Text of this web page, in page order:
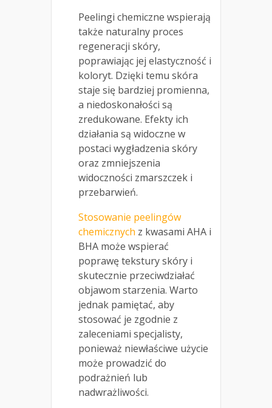
Peelingi chemiczne wspierają
także naturalny proces
regeneracji skóry,
poprawiając jej elastyczność i
koloryt. Dzięki temu skóra
staje się bardziej promienna,
a niedoskonałości są
zredukowane. Efekty ich
działania są widoczne w
postaci wygładzenia skóry
oraz zmniejszenia
widoczności zmarszczek i
przebarwień.
Stosowanie peelingów
chemicznych z kwasami AHA i
BHA może wspierać
poprawę tekstury skóry i
skutecznie przeciwdziałać
objawom starzenia. Warto
jednak pamiętać, aby
stosować je zgodnie z
zaleceniami specjalisty,
ponieważ niewłaściwe użycie
może prowadzić do
podrażnień lub
nadwrażliwości.